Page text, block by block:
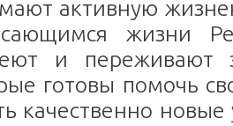
активную
жизни
и переживают
готовы помочь
качественно новые